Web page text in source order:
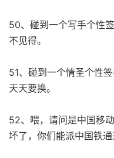
50、碰到一个写手个性
不见得。
51、碰到一个情圣个性
天天要换。
52、喂，请问是中国移
坏了，你们能派中国铁通